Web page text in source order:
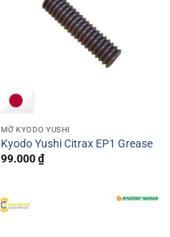
MỠ KYODO YUSHI
Kyodo Yushi Citrax EP1 Grease
99.000₫